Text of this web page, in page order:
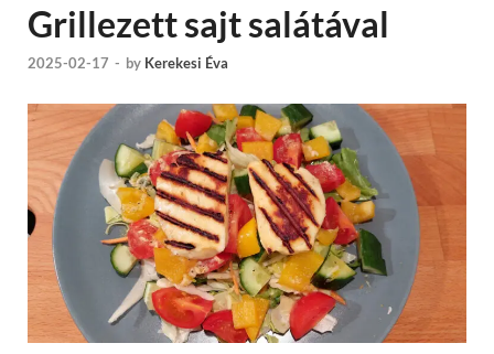
Grillezett sajt salátával
2025-02-17 - by Kerekesi Éva